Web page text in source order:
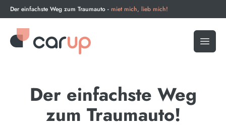
Der einfachste Weg zum Traumauto - miet mich, lieb mich!
Open
Der einfachste Weg
zum Traumauto!